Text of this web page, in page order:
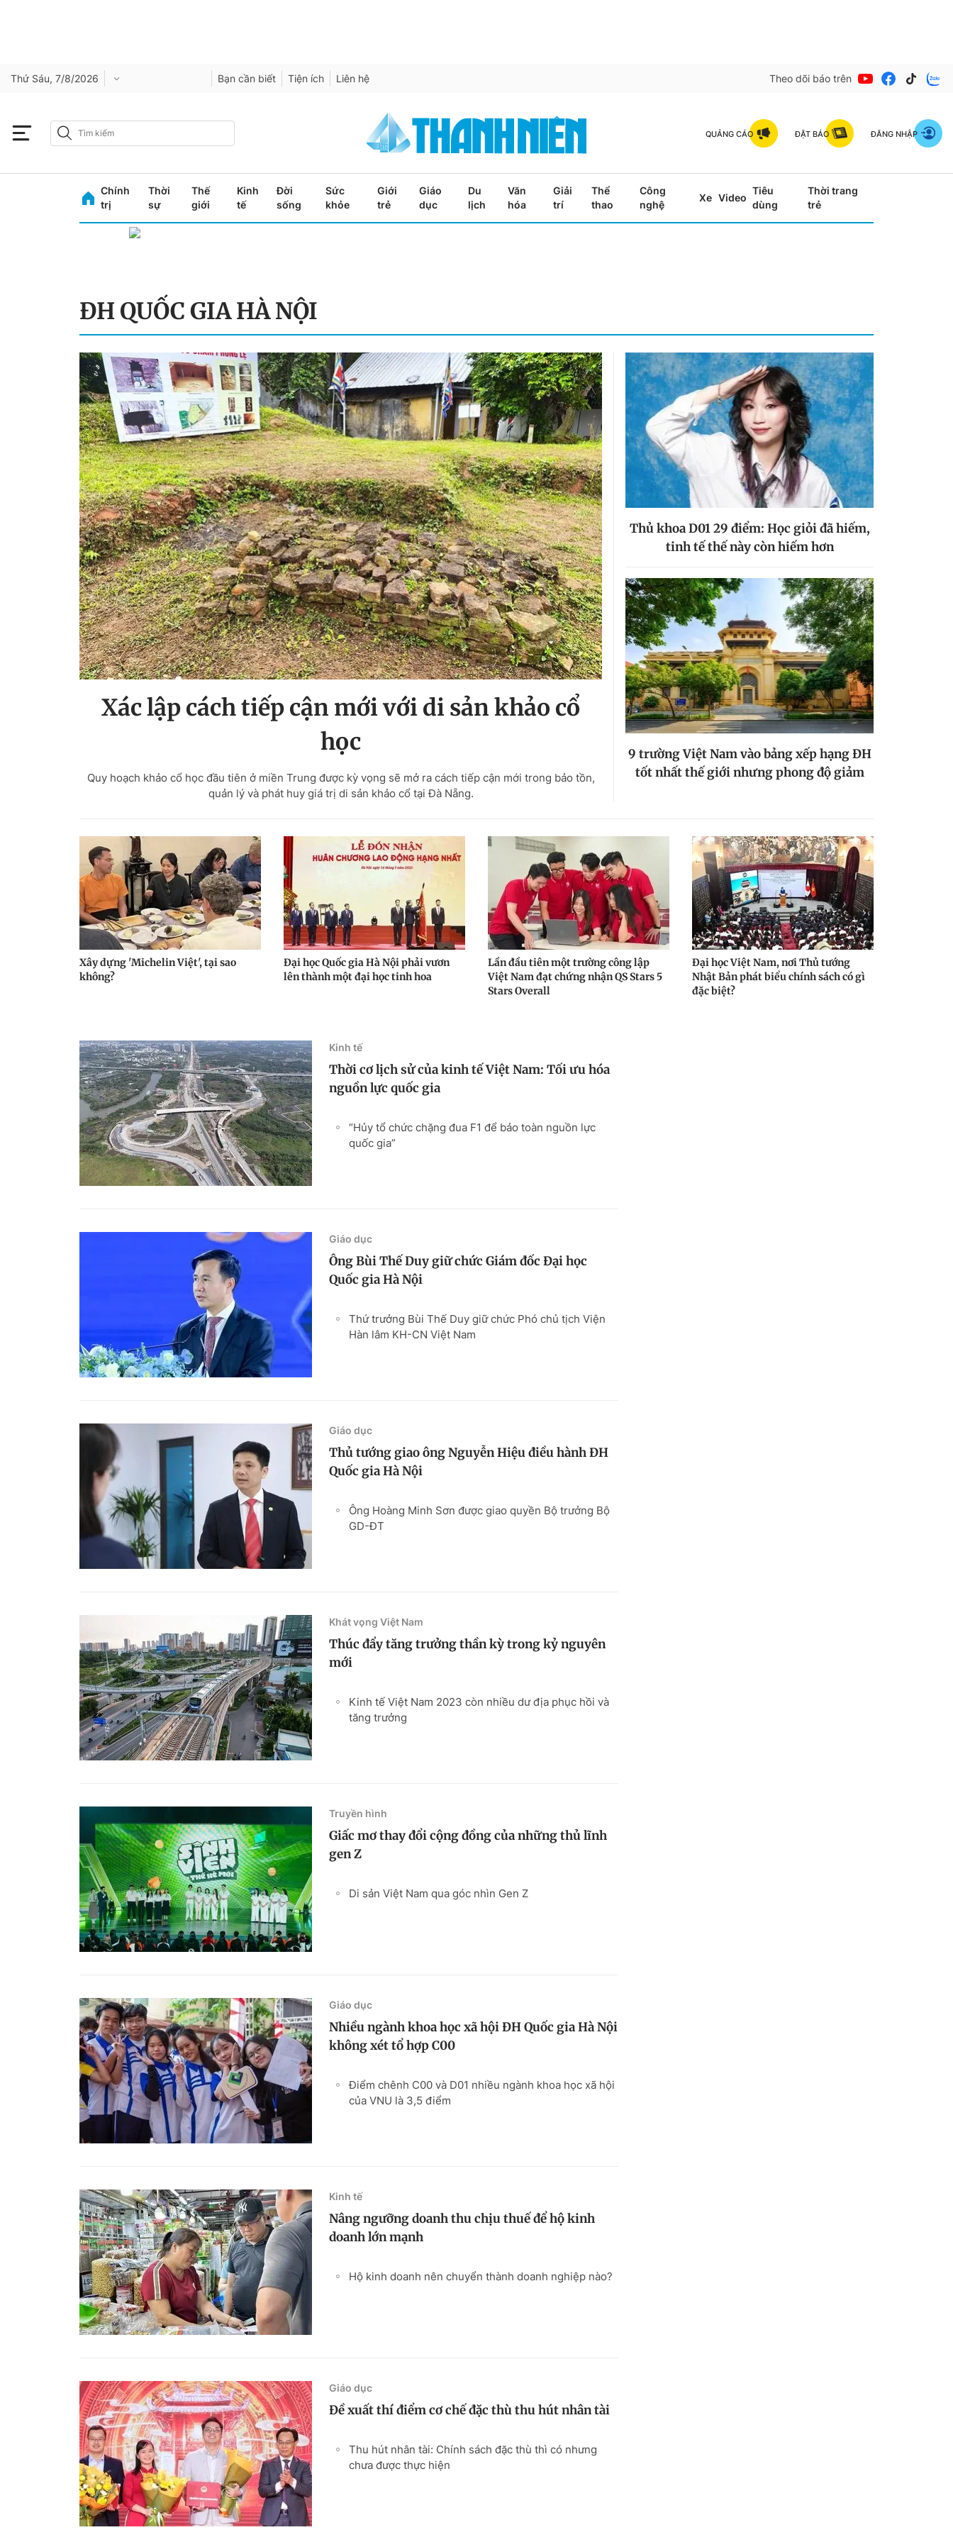
Thứ Sáu, 7/8/2026 Bạn cần biết Tiện ích Liên hệ Theo dõi báo trên
QUẢNG CÁO ĐẶT BÁO ĐĂNG NHẬP
Chính
trị
Thời
sự
Thế
giới
Kinh
tế
Đời
sống
Sức
khỏe
Giới
trẻ
Giáo
dục
Du
lịch
Văn
hóa
Giải
trí
Thể
thao
Công
nghệ
Xe Video
Tiêu
dùng
Thời trang
trẻ
ĐH QUỐC GIA HÀ NỘI
Xác lập cách tiếp cận mới với di sản khảo cổ
học
Quy hoạch khảo cổ học đầu tiên ở miền Trung được kỳ vọng sẽ mở ra cách tiếp cận mới trong bảo tồn,
quản lý và phát huy giá trị di sản khảo cổ tại Đà Nẵng.
Thủ khoa D01 29 điểm: Học giỏi đã hiếm,
tinh tế thế này còn hiếm hơn
9 trường Việt Nam vào bảng xếp hạng ĐH
tốt nhất thế giới nhưng phong độ giảm
Xây dựng 'Michelin Việt', tại sao
không?
Đại học Quốc gia Hà Nội phải vươn
lên thành một đại học tinh hoa
Lần đầu tiên một trường công lập
Việt Nam đạt chứng nhận QS Stars 5
Stars Overall
Đại học Việt Nam, nơi Thủ tướng
Nhật Bản phát biểu chính sách có gì
đặc biệt?
Kinh tế
Thời cơ lịch sử của kinh tế Việt Nam: Tối ưu hóa
nguồn lực quốc gia
“Hủy tổ chức chặng đua F1 để bảo toàn nguồn lực
quốc gia”
Giáo dục
Ông Bùi Thế Duy giữ chức Giám đốc Đại học
Quốc gia Hà Nội
Thứ trưởng Bùi Thế Duy giữ chức Phó chủ tịch Viện
Hàn lâm KH-CN Việt Nam
Giáo dục
Thủ tướng giao ông Nguyễn Hiệu điều hành ĐH
Quốc gia Hà Nội
Ông Hoàng Minh Sơn được giao quyền Bộ trưởng Bộ
GD-ĐT
Khát vọng Việt Nam
Thúc đẩy tăng trưởng thần kỳ trong kỷ nguyên
mới
Kinh tế Việt Nam 2023 còn nhiều dư địa phục hồi và
tăng trưởng
Truyền hình
Giấc mơ thay đổi cộng đồng của những thủ lĩnh
gen Z
Di sản Việt Nam qua góc nhìn Gen Z
Giáo dục
Nhiều ngành khoa học xã hội ĐH Quốc gia Hà Nội
không xét tổ hợp C00
Điểm chênh C00 và D01 nhiều ngành khoa học xã hội
của VNU là 3,5 điểm
Kinh tế
Nâng ngưỡng doanh thu chịu thuế để hộ kinh
doanh lớn mạnh
Hộ kinh doanh nên chuyển thành doanh nghiệp nào?
Giáo dục
Đề xuất thí điểm cơ chế đặc thù thu hút nhân tài
Thu hút nhân tài: Chính sách đặc thù thì có nhưng
chưa được thực hiện